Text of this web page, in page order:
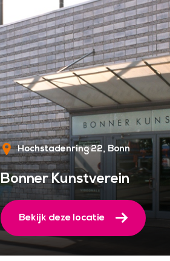
Hochstadenring 22 Bonn
Bonner Kunstverein
Bekijk deze locatie